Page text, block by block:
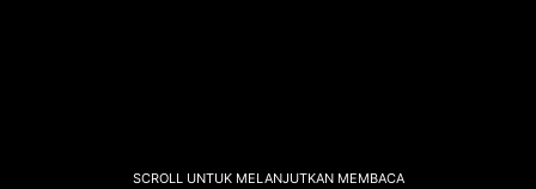
SCROLL UNTUK MELANJUTKAN MEMBACA